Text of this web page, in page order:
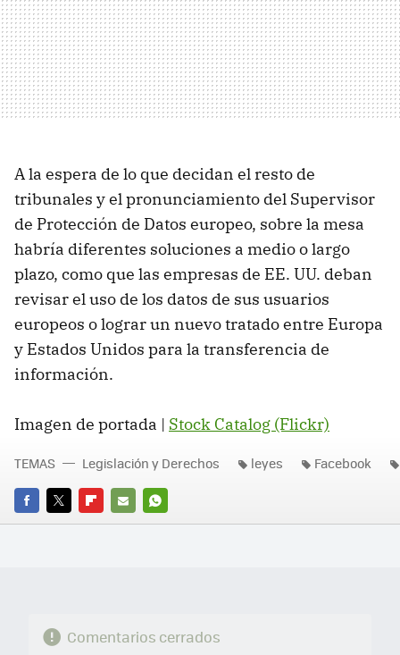
A la espera de lo que decidan el resto de
tribunales y el pronunciamiento del Supervisor
de Protección de Datos europeo, sobre la mesa
habría diferentes soluciones a medio o largo
plazo, como que las empresas de EE. UU. deban
revisar el uso de los datos de sus usuarios
europeos o lograr un nuevo tratado entre Europa
y Estados Unidos para la transferencia de
información.
Imagen de portada | Stock Catalog (Flickr)
FACEBOOK
TWITTERFLIPBOARD
E-
WHATSAPP
TEMAS Legislación y Derechos leyes Facebook
Comentarios cerrados